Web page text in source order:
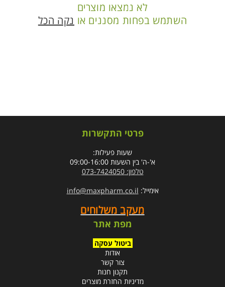
לא נמצאו מוצרים
השתמש בפחות מסננים או נקה הכל
מפת אתר
ביטול עסקה
אודות
צור קשר
תקנון חנות
מדיניות החזרת מוצרים
פרטי התקשרות
שעות פעילות:
א'-ה' בין השעות 09:00-16:00
טלפון: 073-7424050
אימייל: info@maxpharm.co.il
מעקב משלוחים